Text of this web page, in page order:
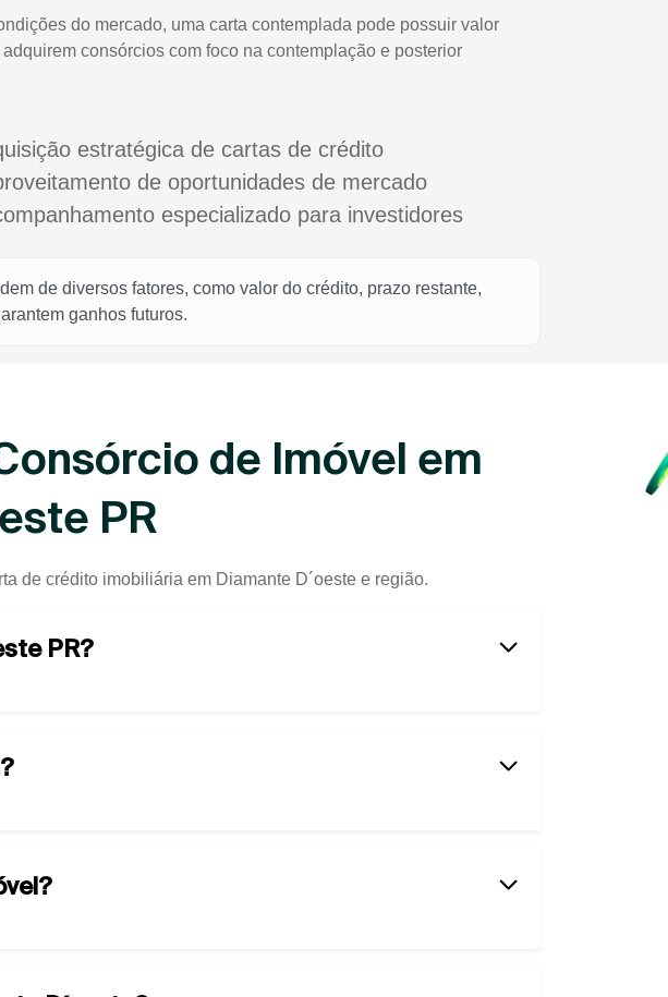
do mercado, uma carta contemplada pode possuir valor
consórcios com foco na contemplação e posterior
estratégica de cartas de crédito
de oportunidades de mercado
especializado para investidores
de diversos fatores, como valor do crédito, prazo restante,
ganhos futuros.
de Imóvel em
PR
de crédito imobiliária em Diamante D´oeste e região.
PR?